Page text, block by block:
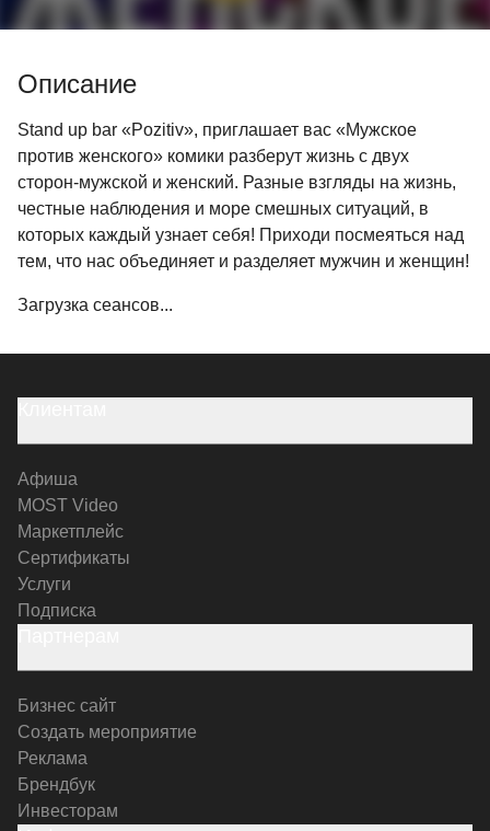
Описание
Stand up bаr «Pozitiv», приглашает вас «Мужское
против женского» комики разберут жизнь с двух
сторон-мужской и женский. Разные взгляды на жизнь,
честные наблюдения и море смешных ситуаций, в
которых каждый узнает себя! Приходи посмеяться над
тем, что нас объединяет и разделяет мужчин и женщин!
Загрузка сеансов...
Афиша
MOST Video
Маркетплейс
Сертификаты
Услуги
Подписка
Бизнес сайт
Создать мероприятие
Реклама
Брендбук
Инвесторам